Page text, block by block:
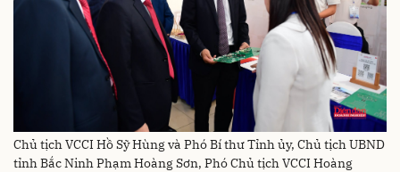
Chủ tịch VCCI Hồ Sỹ Hùng và Phó Bí thư Tỉnh ủy, Chủ tịch UBND
tỉnh Bắc Ninh Phạm Hoàng Sơn, Phó Chủ tịch VCCI Hoàng